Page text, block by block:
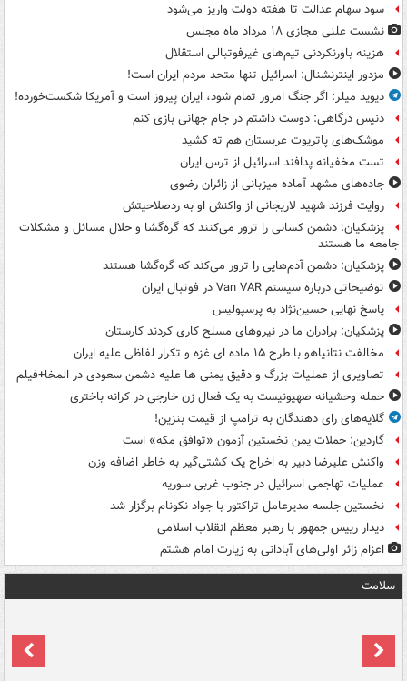
سود سهام عدالت تا هفته دولت واریز می‌شود
نشست علنی مجازی ۱۸ مرداد ماه مجلس
هزینه باورنکردنی تیم‌های غیرفوتبالی استقلال
مزدور اینترنشنال: اسرائیل تنها متحد مردم ایران است!
دیوید میلر: اگر جنگ امروز تمام شود، ایران پیروز است و آمریکا شکست‌خورده!
دنیس درگاهی: دوست داشتم در جام جهانی بازی کنم
موشک‌های پاتریوت عربستان هم ته‌ کشید
تست مخفیانه پدافند اسرائیل از ترس ایران
جاده‌های مشهد آماده میزبانی از زائران رضوی
روایت فرزند شهید لاریجانی از واکنش او به ردصلاحیتش
پزشکیان: دشمن کسانی را ترور می‌کنند که گره‌گشا و حلال مسائل و مشکلات
جامعه ما هستند
پزشکیان: دشمن آدم‌هایی را ترور می‌کند که گره‌گشا هستند
توضیحاتی درباره سیستم Van VAR در فوتبال ایران
پاسخ نهایی حسین‌نژاد به پرسپولیس
پزشکیان: برادران ما در نیروهای مسلح کاری کردند کارستان
مخالفت نتانیاهو با طرح ۱۵ ماده ای غزه و تکرار لفاظی علیه ایران
تصاویری از عملیات بزرگ و دقیق یمنی ها علیه دشمن سعودی در المخا+فیلم
حمله وحشیانه صهیونیست به یک فعال زن خارجی در کرانه باختری
گلایه‌های رای دهندگان به ترامپ از قیمت بنزین!
گاردین: حملات یمن نخستین آزمون «توافق مکه» است
واکنش علیرضا دبیر به اخراج یک کشتی‌گیر به خاطر اضافه وزن
عملیات تهاجمی اسرائیل در جنوب غربی سوریه
نخستین جلسه مدیرعامل تراکتور با جواد نکونام برگزار شد
دیدار رییس جمهور با رهبر معظم انقلاب اسلامی
اعزام زائر اولی‌های آبادانی به زیارت امام هشتم
سلامت